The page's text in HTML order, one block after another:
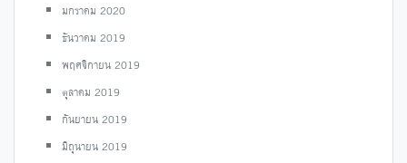
มกราคม 2020
ธันวาคม 2019
พฤศจิกายน 2019
ตุลาคม 2019
กันยายน 2019
มิถุนายน 2019